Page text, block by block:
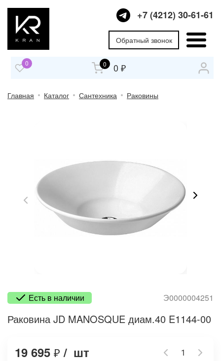
+7 (4212) 30-61-61
Обратный звонок
0 0 0 ₽
Главная Каталог Сантехника Раковины
Есть в наличии Э0000004251
Раковина JD MANOSQUE диам.40 E1144-00
19 695 ₽ / шт